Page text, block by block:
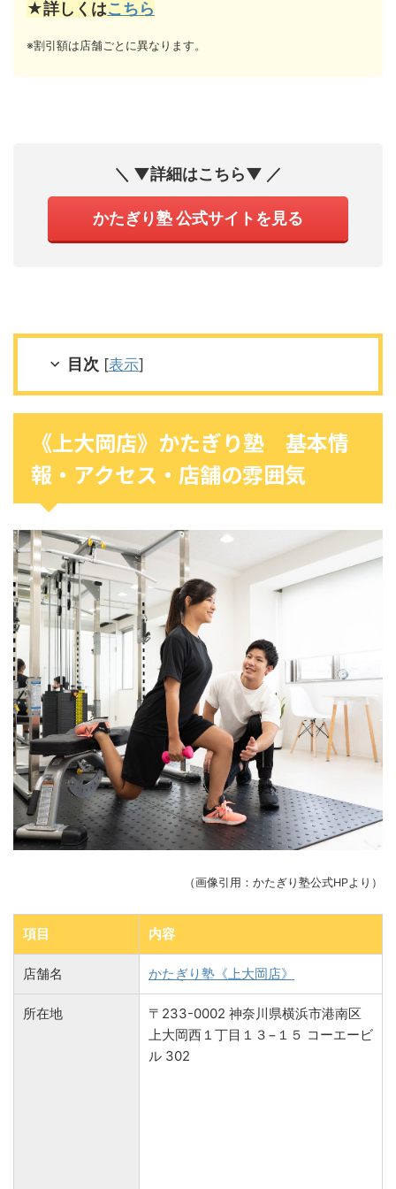
★詳しくはこちら
※割引額は店舗ごとに異なります。
＼ ▼詳細はこちら▼ ／
かたぎり塾 公式サイトを見る
目次 [表示]
《上大岡店》かたぎり塾 基本情
報・アクセス・店舗の雰囲気
（画像引用：かたぎり塾公式HPより）
項目 内容
店舗名 かたぎり塾《上大岡店》
所在地
〒233-0002 神奈川県横浜市港南区
上大岡西１丁目１３−１５ コーエービ
ル 302